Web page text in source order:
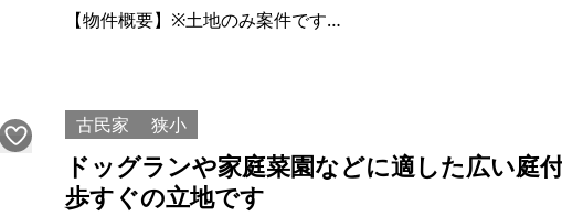
【物件概要】※土地のみ案件です
建物：なし
構造：
現況：更地
希望価格：300万円
古民家 狭小
ドッグランや家庭菜園などに適した広い庭
歩すぐの立地です